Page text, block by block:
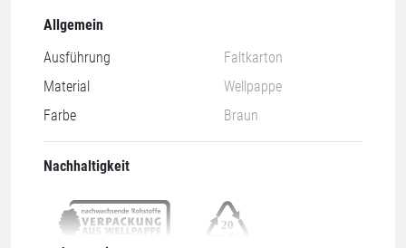
Allgemein
Ausführung
Faltkarton
Material
Wellpappe
Farbe
Braun
Nachhaltigkeit